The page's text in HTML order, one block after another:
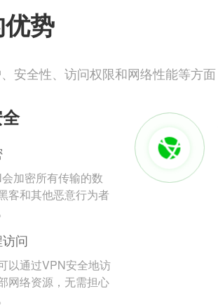
势
安全性、访问权限和网络性能等方面
加密所有传输的数
客和其他恶意行为者
问
以通过VPN安全地访
网络资源，无需担心